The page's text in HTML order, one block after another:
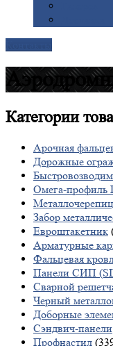
Категории
Арочная
Дорожные
Омега-
Забор
Евроштакетник
Арматурные
Фальцевая
Панели СИП
Сварной
Черный
Доборные
Сэндвич-панели
Профнастил